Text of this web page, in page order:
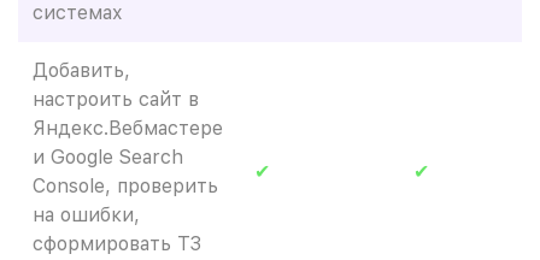
системах
Добавить,
настроить сайт в
Яндекс.Вебмастере
и Google Search
Console, проверить
на ошибки,
сформировать ТЗ
✔ ✔